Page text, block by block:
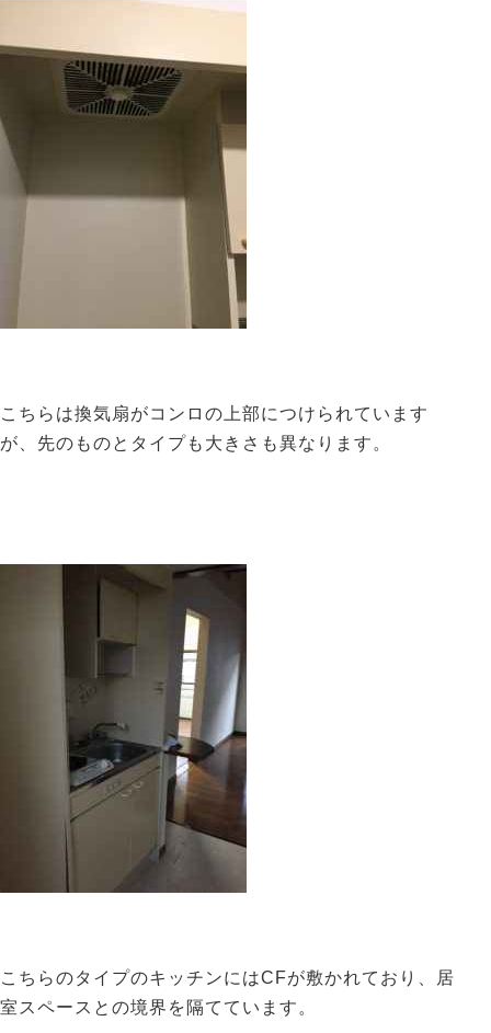
こちらは換気扇がコンロの上部につけられています
が、先のものとタイプも大きさも異なります。
こちらのタイプのキッチンにはCFが敷かれており、居
室スペースとの境界を隔てています。